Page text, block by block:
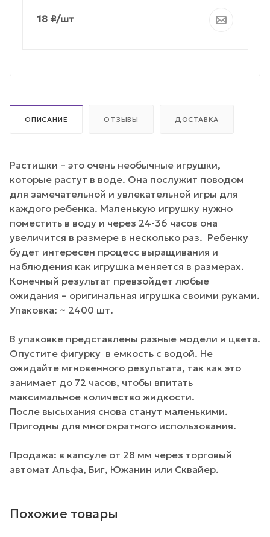
18 ₽/шт
ОПИСАНИЕ ОТЗЫВЫ ДОСТАВКА
Растишки – это очень необычные игрушки,
которые растут в воде. Она послужит поводом
для замечательной и увлекательной игры для
каждого ребенка. Маленькую игрушку нужно
поместить в воду и через 24-36 часов она
увеличится в размере в несколько раз. Ребенку
будет интересен процесс выращивания и
наблюдения как игрушка меняется в размерах.
Конечный результат превзойдет любые
ожидания – оригинальная игрушка своими руками.
Упаковка: ~ 2400 шт.
В упаковке представлены разные модели и цвета.
Опустите фигурку в емкость с водой. Не
ожидайте мгновенного результата, так как это
занимает до 72 часов, чтобы впитать
максимальное количество жидкости.
После высыхания снова станут маленькими.
Пригодны для многократного использования.
Продажа: в капсуле от 28 мм через торговый
автомат Альфа, Биг, Южанин или Сквайер.
Похожие товары